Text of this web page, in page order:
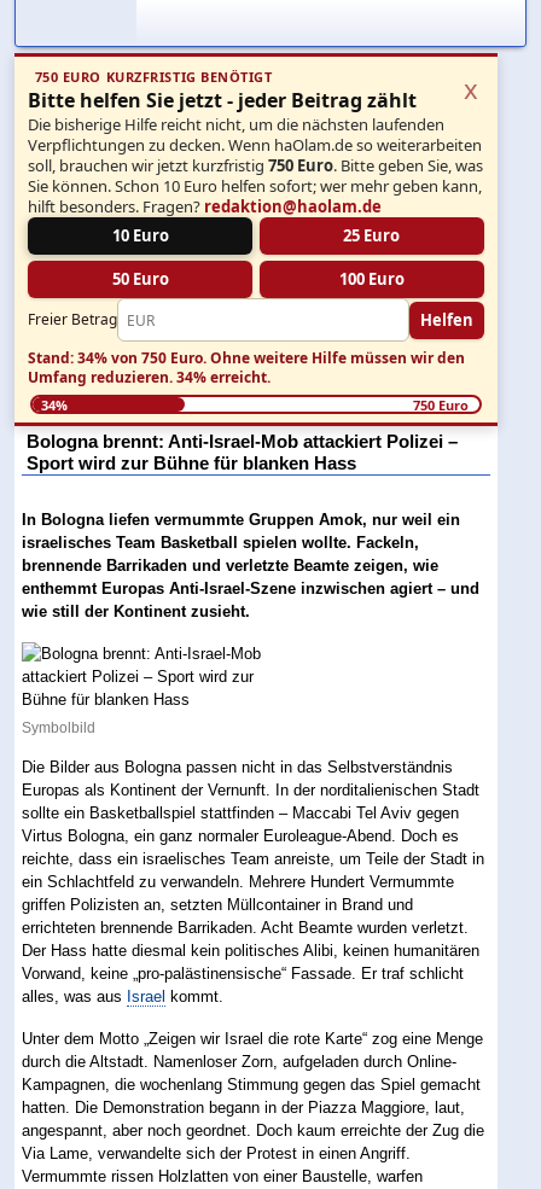
750 EURO KURZFRISTIG BENÖTIGT
Bitte helfen Sie jetzt - jeder Beitrag zählt
Die bisherige Hilfe reicht nicht, um die nächsten laufenden
Verpflichtungen zu decken. Wenn haOlam.de so weiterarbeiten
soll, brauchen wir jetzt kurzfristig750 Euro. Bitte geben Sie, was
Sie können. Schon 10 Euro helfen sofort; wer mehr geben kann,
hilft besonders. Fragen? redaktion@haolam.de
10 Euro
25 Euro
50 Euro 100 Euro
Freier Betrag Helfen
x
Stand: 34% von 750 Euro.Ohne weitere Hilfe müssen wir den
Umfang reduzieren.34% erreicht.
34% 750 Euro
Bologna brennt: Anti-Israel-Mob attackiert Polizei –
Sport wird zur Bühne für blanken Hass
In Bologna liefen vermummte Gruppen Amok, nur weil ein
israelisches Team Basketball spielen wollte. Fackeln,
brennende Barrikaden und verletzte Beamte zeigen, wie
enthemmt Europas Anti-Israel-Szene inzwischen agiert – und
wie still der Kontinent zusieht.
Symbolbild
Die Bilder aus Bologna passen nicht in das Selbstverständnis
Europas als Kontinent der Vernunft. In der norditalienischen Stadt
sollte ein Basketballspiel stattfinden – Maccabi Tel Aviv gegen
Virtus Bologna, ein ganz normaler Euroleague-Abend. Doch es
reichte, dass ein israelisches Team anreiste, um Teile der Stadt in
ein Schlachtfeld zu verwandeln. Mehrere Hundert Vermummte
griffen Polizisten an, setzten Müllcontainer in Brand und
errichteten brennende Barrikaden. Acht Beamte wurden verletzt.
Der Hass hatte diesmal kein politisches Alibi, keinen humanitären
Vorwand, keine „pro-palästinensische“ Fassade. Er traf schlicht
alles, was aus Israel kommt.
Unter dem Motto „Zeigen wir Israel die rote Karte“ zog eine Menge
durch die Altstadt. Namenloser Zorn, aufgeladen durch Online-
Kampagnen, die wochenlang Stimmung gegen das Spiel gemacht
hatten. Die Demonstration begann in der Piazza Maggiore, laut,
angespannt, aber noch geordnet. Doch kaum erreichte der Zug die
Via Lame, verwandelte sich der Protest in einen Angriff.
Vermummte rissen Holzlatten von einer Baustelle, warfen